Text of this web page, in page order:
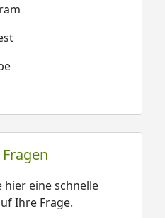
hier eine schnelle
Ihre Frage.